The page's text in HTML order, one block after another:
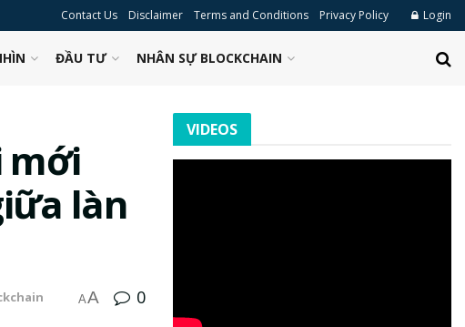
Contact Us Disclaimer Terms and Conditions Privacy Policy Login
ĐẦU TƯ NHÂN SỰ BLOCKCHAIN
mới
làn
AA 0
VIDEOS